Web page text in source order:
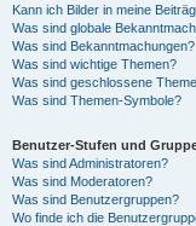
Kann ich Bilder in meine
Was sind globale
Was sind Bekanntmachungen?
Was sind wichtige Themen?
Was sind geschlossene
Was sind Themen-Symbole?
Benutzer-Stufen und
Was sind Administratoren?
Was sind Moderatoren?
Was sind Benutzergruppen?
Wo finde ich die